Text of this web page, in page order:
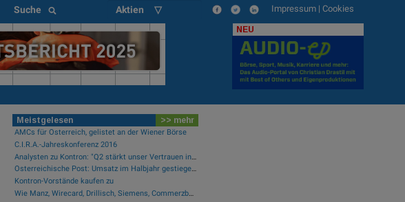
Suche Aktien ▽ Impressum | Cookies
NEU
Meistgelesen >> mehr
AMCs für Österreich, gelistet an der Wiener Börse
C.I.R.A.-Jahreskonferenz 2016
Analysten zu Kontron: "Q2 stärkt unser Vertrauen in die verbesserte operative Qualität"
Österreichische Post: Umsatz im Halbjahr gestiegen, Ergebnis rückläufig
Kontron-Vorstände kaufen zu
Wie Manz, Wirecard, Drillisch, Siemens, Commerzbank und FACC für Gesprächsstoff sorgten